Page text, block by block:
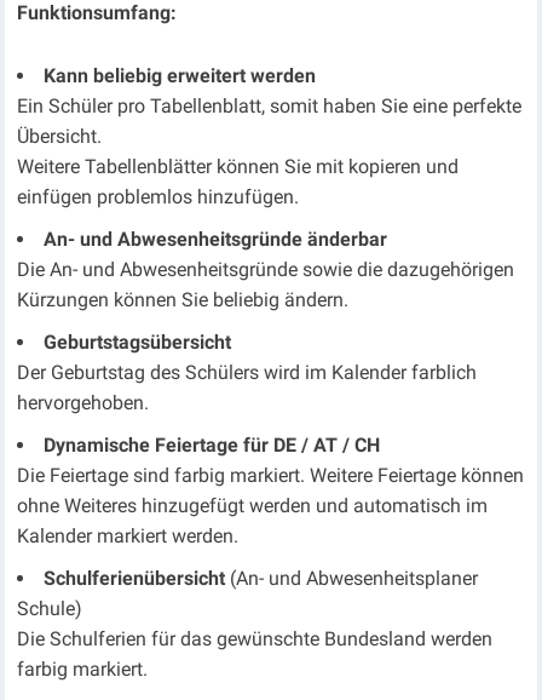
Funktionsumfang:
Kann beliebig erweitert werden
Ein Schüler pro Tabellenblatt, somit haben Sie eine perfekte
Übersicht.
Weitere Tabellenblätter können Sie mit kopieren und
einfügen problemlos hinzufügen.
An- und Abwesenheitsgründe änderbar
Die An- und Abwesenheitsgründe sowie die dazugehörigen
Kürzungen können Sie beliebig ändern.
Geburtstagsübersicht
Der Geburtstag des Schülers wird im Kalender farblich
hervorgehoben.
Dynamische Feiertage für DE / AT / CH
Die Feiertage sind farbig markiert. Weitere Feiertage können
ohne Weiteres hinzugefügt werden und automatisch im
Kalender markiert werden.
Schulferienübersicht (An- und Abwesenheitsplaner
Schule)
Die Schulferien für das gewünschte Bundesland werden
farbig markiert.